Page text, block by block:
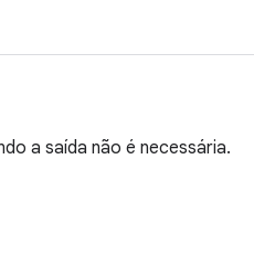
a saída não é necessária.